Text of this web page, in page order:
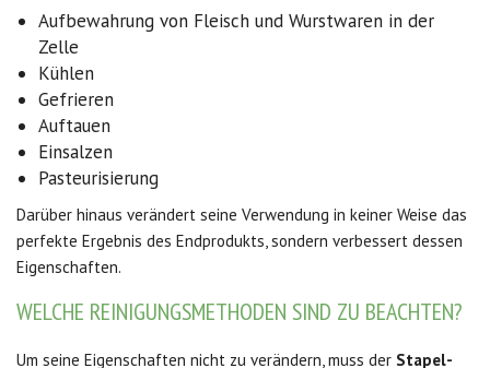
Aufbewahrung von Fleisch und Wurstwaren in der
Zelle
Kühlen
Gefrieren
Auftauen
Einsalzen
Pasteurisierung
Darüber hinaus verändert seine Verwendung in keiner Weise das
perfekte Ergebnis des Endprodukts, sondern verbessert dessen
Eigenschaften.
WELCHE REINIGUNGSMETHODEN SIND ZU BEACHTEN?
Um seine Eigenschaften nicht zu verändern, muss der Stapel-